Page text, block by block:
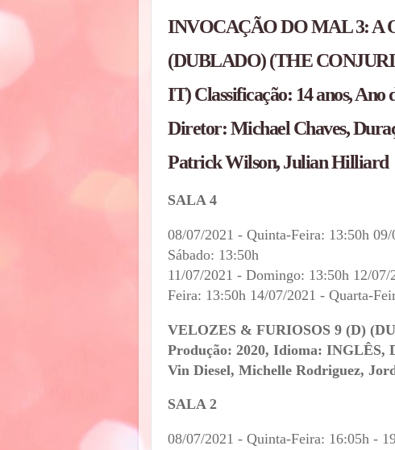
INVOCAÇÃO DO MAL 3: A
(DUBLADO) (THE
IT) Classificação: 14 anos,
Diretor: Michael Chaves,
Patrick Wilson, Julian Hilliard
SALA 4
08/07/2021 - Quinta-Feira: 13:50h
Sábado: 13:50h
11/07/2021 - Domingo: 13:50h 12/
Feira: 13:50h 14/07/2021 - Quarta-
VELOZES & FURIOSOS 9 (D)
Produção: 2020, Idioma: INGLÊS,
Vin Diesel, Michelle Rodriguez,
SALA 2
08/07/2021 - Quinta-Feira: 16:05h -